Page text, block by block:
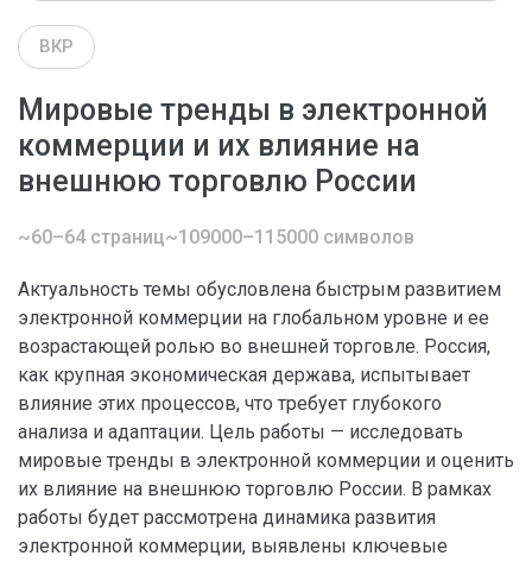
ВКР
Мировые тренды в электронной
коммерции и их влияние на
внешнюю торговлю России
~60–64 страниц~109000–115000 символов
Актуальность темы обусловлена быстрым развитием
электронной коммерции на глобальном уровне и ее
возрастающей ролью во внешней торговле. Россия,
как крупная экономическая держава, испытывает
влияние этих процессов, что требует глубокого
анализа и адаптации. Цель работы — исследовать
мировые тренды в электронной коммерции и оценить
их влияние на внешнюю торговлю России. В рамках
работы будет рассмотрена динамика развития
электронной коммерции, выявлены ключевые